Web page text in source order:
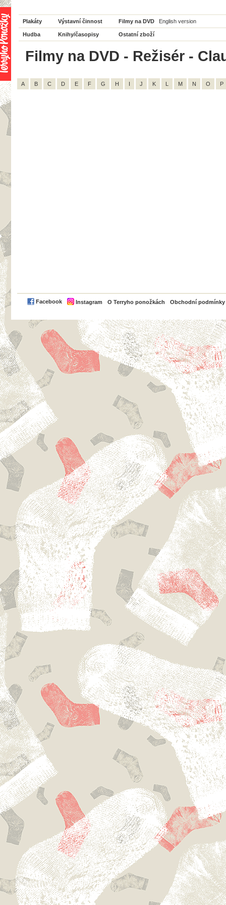
Plakáty Výstavní činnost Filmy na DVD English version
Hudba Knihy/časopisy Ostatní zboží
Filmy na DVD - Režisér -
A B C D E F G H I J K L M N O P
Facebook Instagram O Terryho ponožkách Obchodní podmínky
PayPal